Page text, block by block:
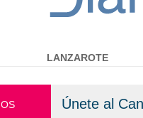
Únete al
LANZAROTE